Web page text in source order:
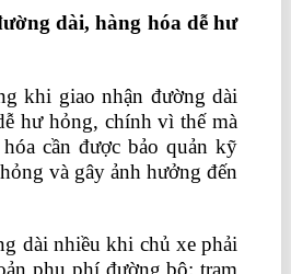
dài, hàng hóa dễ hư
khi giao nhận đường dài
hư hỏng, chính vì thế mà
cần được bảo quản kỹ
và gây ảnh hưởng đến
dài nhiều khi chủ xe phải
phụ phí đường bộ: trạm